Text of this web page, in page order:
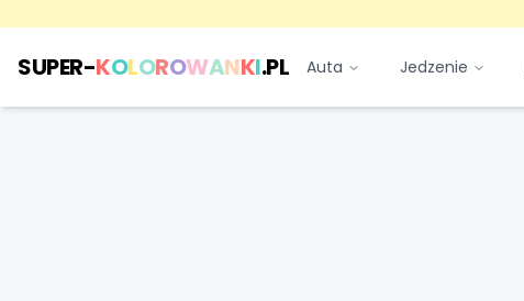
SUPER-KOLOROWANKI.PL Auta Jedzenie